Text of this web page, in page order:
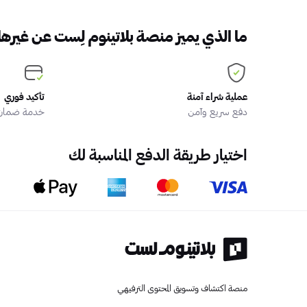
ما الذي يميز منصة بلاتينوم لِست عن
عملية شراء آمنة
دفع سريع وآمن
تأكيد فوري
خدمة ضمان
اختيار طريقة الدفع المناسبة لك
منصة اكتشاف وتسويق المحتوى الترفيهي